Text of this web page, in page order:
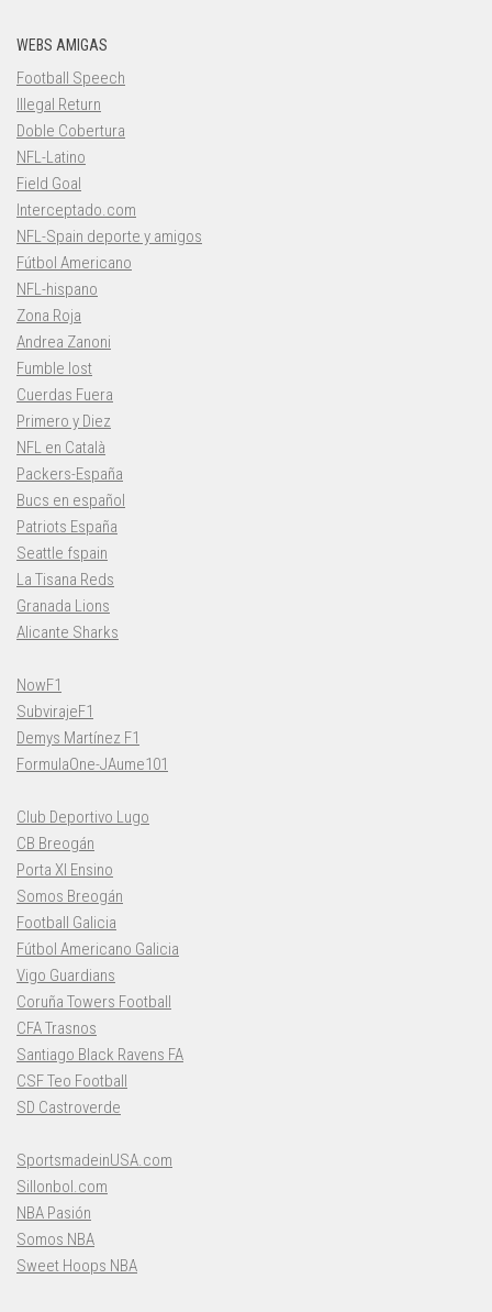
WEBS AMIGAS
Football Speech
Illegal Return
Doble Cobertura
NFL-Latino
Field Goal
Interceptado.com
NFL-Spain deporte y amigos
Fútbol Americano
NFL-hispano
Zona Roja
Andrea Zanoni
Fumble lost
Cuerdas Fuera
Primero y Diez
NFL en Català
Packers-España
Bucs en español
Patriots España
Seattle fspain
La Tisana Reds
Granada Lions
Alicante Sharks
NowF1
SubvirajeF1
Demys Martínez F1
FormulaOne-JAume101
Club Deportivo Lugo
CB Breogán
Porta XI Ensino
Somos Breogán
Football Galicia
Fútbol Americano Galicia
Vigo Guardians
Coruña Towers Football
CFA Trasnos
Santiago Black Ravens FA
CSF Teo Football
SD Castroverde
SportsmadeinUSA.com
Sillonbol.com
NBA Pasión
Somos NBA
Sweet Hoops NBA